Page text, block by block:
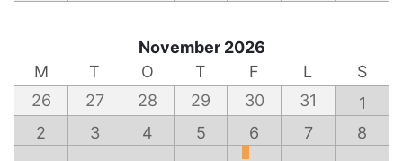
November 2026
M
T O T F L
S
26
27 28 29 30 31
1
2
3 4 5 6 7 8